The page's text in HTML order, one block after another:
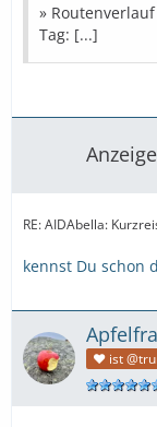
Ausflugstipps
»
Tag: [...]
Anzeige
RE: AIDAbella:
kennst Du schon
❤️ ist